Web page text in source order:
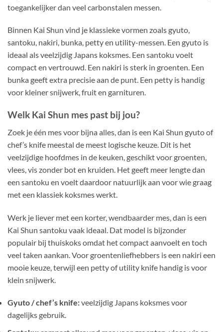
toegankelijker dan veel carbonstalen messen.
Binnen Kai Shun vind je klassieke vormen zoals gyuto,
santoku, nakiri, bunka, petty en utility-messen. Een gyuto is
ideaal als veelzijdig Japans koksmes. Een santoku voelt
compact en vertrouwd. Een nakiri is sterk in groenten. Een
bunka geeft extra precisie aan de punt. Een petty is handig
voor kleiner snijwerk, fruit en garnituren.
Welk Kai Shun mes past bij jou?
Zoek je één mes voor bijna alles, dan is een Kai Shun gyuto of
chef’s knife meestal de meest logische keuze. Dit is het
veelzijdige hoofdmes in de keuken, geschikt voor groenten,
vlees, vis zonder bot en kruiden. Het geeft meer lengte dan
een santoku en voelt daardoor natuurlijk aan voor wie graag
met een klassiek koksmes werkt.
Werk je liever met een korter, wendbaarder mes, dan is een
Kai Shun santoku vaak ideaal. Dat model is bijzonder
populair bij thuiskoks omdat het compact aanvoelt en toch
veel taken aankan. Voor groentenliefhebbers is een nakiri een
mooie keuze, terwijl een petty of utility knife handig is voor
klein snijwerk.
Gyuto / chef’s knife:veelzijdig Japans koksmes voor
dagelijks gebruik.